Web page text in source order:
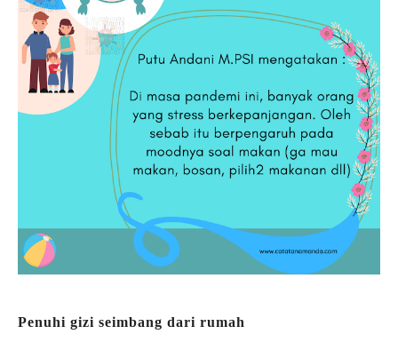
Penuhi gizi seimbang dari rumah